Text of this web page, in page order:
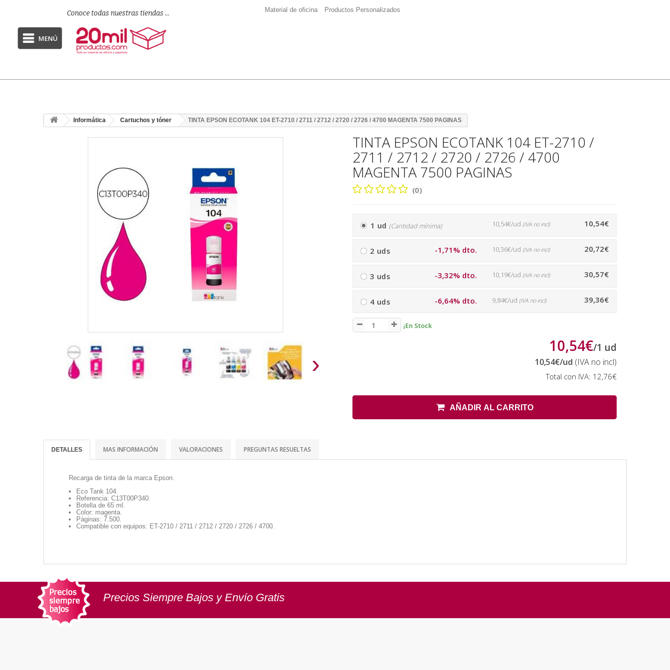
Conoce todas nuestras tiendas ... Material de oficina Productos Personalizados
MENÚ
Informática Cartuchos y tóner TINTA EPSON ECOTANK 104 ET-2710 / 2711 / 2712 / 2720 / 2726 / 4700 MAGENTA 7500 PAGINAS
›
TINTA EPSON ECOTANK 104 ET-2710 /
2711 / 2712 / 2720 / 2726 / 4700
MAGENTA 7500 PAGINAS
(0)
1 ud (Cantidad mínima) 10,54€
10,54€/ud (IVA no incl)
2 uds -1,71% dto. 20,72€
10,36€/ud (IVA no incl)
3 uds -3,32% dto. 30,57€
10,19€/ud (IVA no incl)
4 uds -6,64% dto. 39,36€
9,84€/ud (IVA no incl)
¡En Stock
10,54€/1 ud
10,54€/ud (IVA no incl)
Total con IVA: 12,76€
AÑADIR AL CARRITO
DETALLES MAS INFORMACIÓN VALORACIONES PREGUNTAS RESUELTAS
Recarga de tinta de la marca Epson.
Eco Tank 104.
Referencia: C13T00P340
Botella de 65 ml.
Color: magenta.
Páginas: 7.500.
Compatible con equipos: ET-2710 / 2711 / 2712 / 2720 / 2726 / 4700.
Precios Siempre Bajos y Envío Gratis